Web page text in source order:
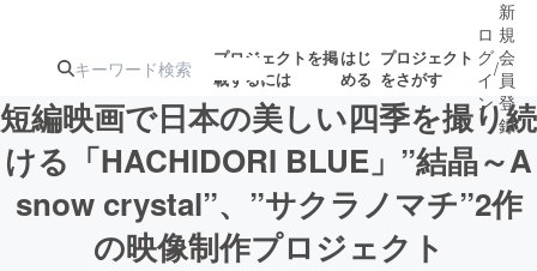
プロジェクトを掲
載するには
はじ
める
プロジェクト
をさがす
人気のプロ
注目のリ
ターン
注目の新着プロ
ジェクト
募集終了が近いプ
ロジェクト
もうすぐ公開
ロ
グ
イ
ン
/
新
規
会
員
登
録
短編映画で日本の美しい四季を撮り続
ける「HACHIDORI BLUE」”結晶～A
snow crystal”、”サクラノマチ”2作
の映像制作プロジェクト